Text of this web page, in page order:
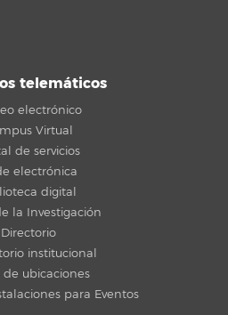
telemáticos
electrónico
Virtual
de servicios
electrónica
digital
la Investigación
Directorio
institucional
de ubicaciones
para Eventos